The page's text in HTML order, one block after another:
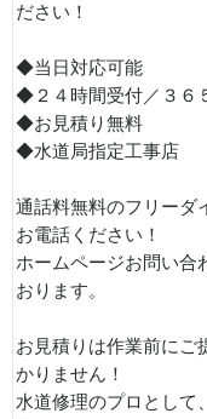
ださい！
◆当日対応可能
◆２４時間受付／３６
◆お見積り無料
◆水道局指定工事店
通話料無料のフリーダ
お電話ください！
ホームページお問い合
おります。
お見積りは作業前にご
かりません！
水道修理のプロとして